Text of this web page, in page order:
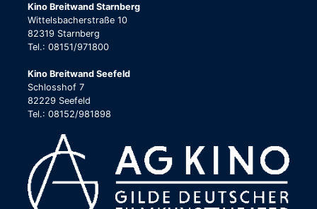
Kino Breitwand Starnberg
Wittelsbacherstraße 10
82319 Starnberg
Tel.: 08151/971800
Kino Breitwand Seefeld
Schlosshof 7
82229 Seefeld
Tel.: 08152/981898